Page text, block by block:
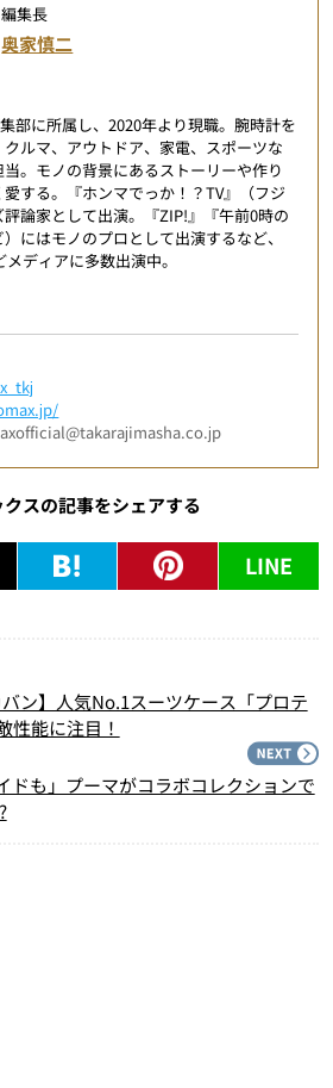
編集長
奥家慎二
部に所属し、2020年より現職。腕時計を
ルマ、アウトドア、家電、スポーツな
。モノの背景にあるストーリーや作り
する。『ホンマでっか！？TV』（フジ
論家として出演。『ZIP!』『午前0時の
にはモノのプロとして出演するなど、
ディアに多数出演中。
スの記事をシェアする
LINE
バン】人気No.1スーツケース「プロテ
性能に注目！
ドも」プーマがコラボコレクションで